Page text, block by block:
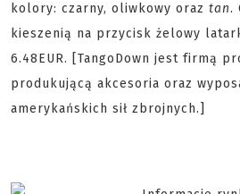
kolory: czarny, oliwkowy oraz tan.
kieszenią na przycisk żelowy
6.48EUR. [TangoDown jest firmą
produkującą akcesoria oraz
amerykańskich sił zbrojnych.]